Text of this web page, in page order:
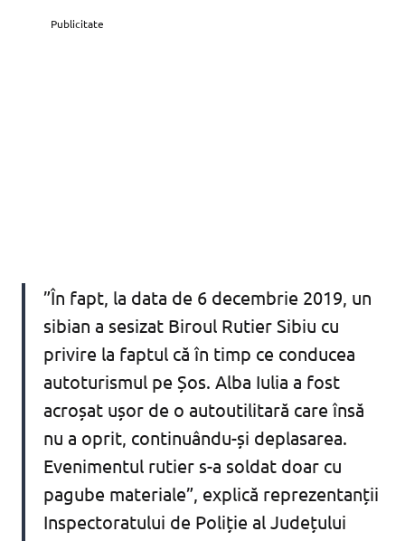
Publicitate
”În fapt, la data de 6 decembrie 2019, un
sibian a sesizat Biroul Rutier Sibiu cu
privire la faptul că în timp ce conducea
autoturismul pe Șos. Alba Iulia a fost
acroșat ușor de o autoutilitară care însă
nu a oprit, continuându-și deplasarea.
Evenimentul rutier s-a soldat doar cu
pagube materiale”, explică reprezentanții
Inspectoratului de Poliție al Județului